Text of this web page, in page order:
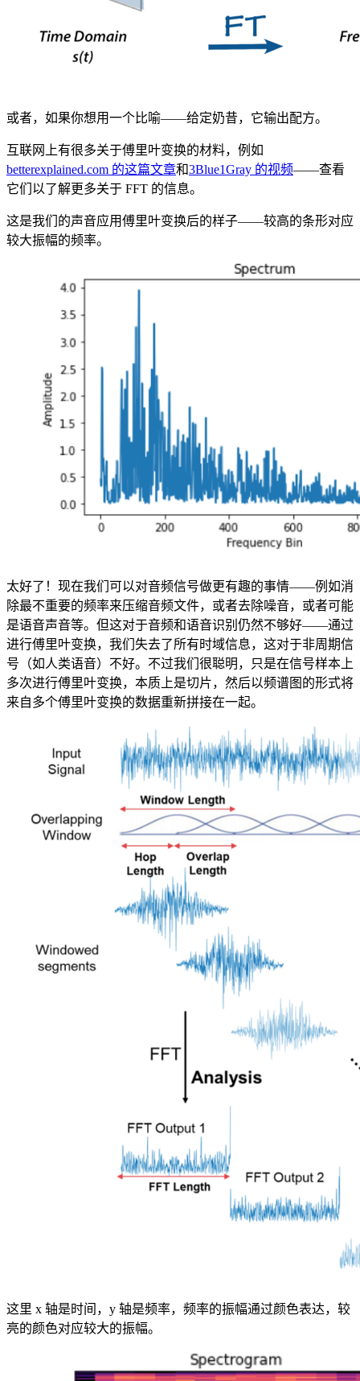
或者，如果你想用一个比喻——给定奶昔，它输出配方。
互联网上有很多关于傅里叶变换的材料，例如
betterexplained.com 的这篇文章和3Blue1Gray 的视频——查看
它们以了解更多关于 FFT 的信息。
这是我们的声音应用傅里叶变换后的样子——较高的条形对应
较大振幅的频率。
太好了！现在我们可以对音频信号做更有趣的事情——例如消
除最不重要的频率来压缩音频文件，或者去除噪音，或者可能
是语音声音等。但这对于音频和语音识别仍然不够好——通过
进行傅里叶变换，我们失去了所有时域信息，这对于非周期信
号（如人类语音）不好。不过我们很聪明，只是在信号样本上
多次进行傅里叶变换，本质上是切片，然后以频谱图的形式将
来自多个傅里叶变换的数据重新拼接在一起。
这里 x 轴是时间，y 轴是频率，频率的振幅通过颜色表达，较
亮的颜色对应较大的振幅。